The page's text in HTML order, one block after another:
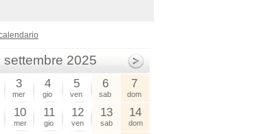
settembre 2025
3
mer
4
gio
5
ven
6
sab
7
dom
10
mer
11
gio
12
ven
13
sab
14
dom